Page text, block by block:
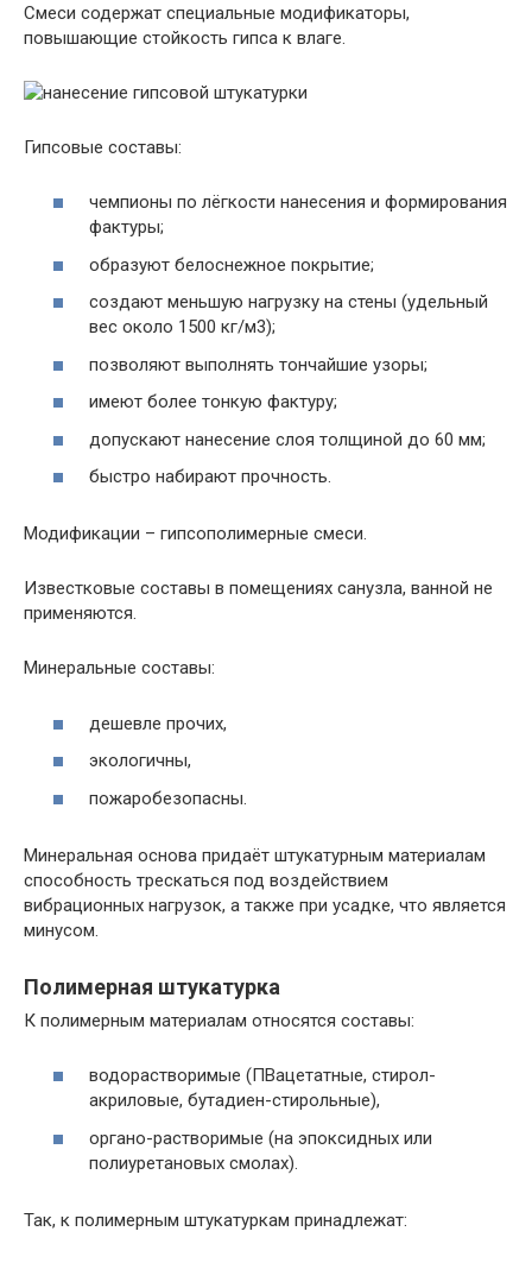
Смеси содержат специальные модификаторы,
повышающие стойкость гипса к влаге.
Гипсовые составы:
чемпионы по лёгкости нанесения и формирования
фактуры;
образуют белоснежное покрытие;
создают меньшую нагрузку на стены (удельный
вес около 1500 кг/м3);
позволяют выполнять тончайшие узоры;
имеют более тонкую фактуру;
допускают нанесение слоя толщиной до 60 мм;
быстро набирают прочность.
Модификации – гипсополимерные смеси.
Известковые составы в помещениях санузла, ванной не
применяются.
Минеральные составы:
дешевле прочих,
экологичны,
пожаробезопасны.
Минеральная основа придаёт штукатурным материалам
способность трескаться под воздействием
вибрационных нагрузок, а также при усадке, что является
минусом.
Полимерная штукатурка
К полимерным материалам относятся составы:
водорастворимые (ПВацетатные, стирол-
акриловые, бутадиен-стирольные),
органо-растворимые (на эпоксидных или
полиуретановых смолах).
Так, к полимерным штукатуркам принадлежат: